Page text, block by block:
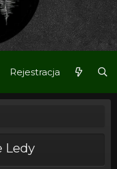
Rejestracja
Ledy